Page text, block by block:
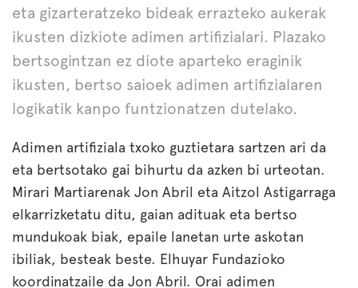
eta gizarteratzeko bideak errazteko aukerak
ikusten dizkiote adimen artifizialari. Plazako
bertsogintzan ez diote aparteko eraginik
ikusten, bertso saioek adimen artifizialaren
logikatik kanpo funtzionatzen dutelako.
Adimen artifiziala txoko guztietara sartzen ari da
eta bertsotako gai bihurtu da azken bi urteotan.
Mirari Martiarenak Jon Abril eta Aitzol Astigarraga
elkarrizketatu ditu, gaian adituak eta bertso
mundukoak biak, epaile lanetan urte askotan
ibiliak, besteak beste. Elhuyar Fundazioko
koordinatzaile da Jon Abril. Orai adimen